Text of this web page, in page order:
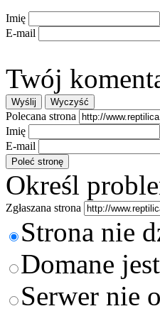
Imię
E-mail
Twój
Polecana strona
Imię
E-mail
Określ
Zgłaszana strona
Strona nie
Domane
Serwer nie